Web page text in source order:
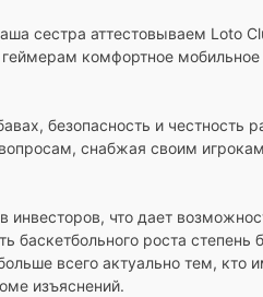
сестра аттестовываем Loto
комфортное
безопасность и честность
снабжая своим
инвесторов, что дает
роста степень
всего актуально тем, кто
изъяснений.